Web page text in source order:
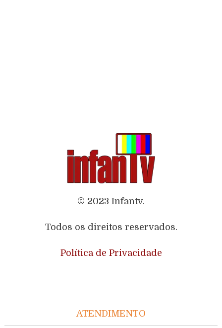
© 2023 Infantv.
Todos os direitos reservados.
Política de Privacidade
ATENDIMENTO